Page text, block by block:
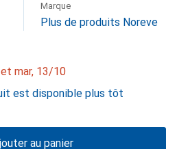
Marque
Plus de produits Noreve
mar, 13/10
est disponible plus tôt
au panier